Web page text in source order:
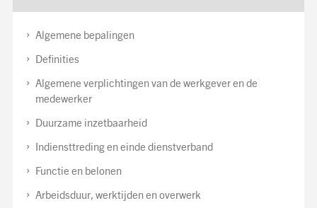
Algemene bepalingen
Definities
Algemene verplichtingen van de werkgever en de
medewerker
Duurzame inzetbaarheid
Indiensttreding en einde dienstverband
Functie en belonen
Arbeidsduur, werktijden en overwerk